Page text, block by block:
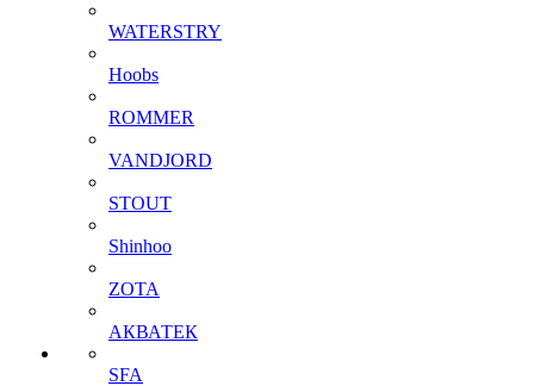
WATERSTRY
Hoobs
ROMMER
VANDJORD
STOUT
Shinhoo
ZOTA
АКВАТЕК
SFA